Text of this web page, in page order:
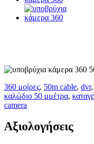
360 μοίρες, 50m cable, dvr,
καλώδιο 50 μμέτρα,
camera
Αξιολογήσεις